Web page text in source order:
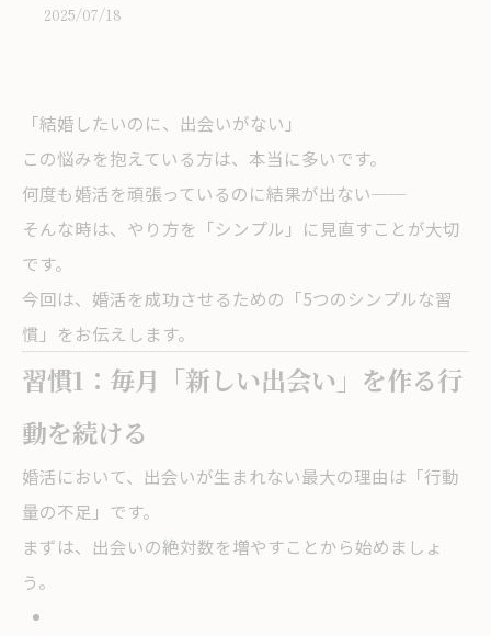
2025/07/18
「結婚したいのに、出会いがない」
この悩みを抱えている方は、本当に多いです。
何度も婚活を頑張っているのに結果が出ない──
そんな時は、やり方を「シンプル」に見直すことが大切
です。
今回は、婚活を成功させるための「5つのシンプルな習
慣」をお伝えします。
習慣1：毎月「新しい出会い」を作る行
動を続ける
婚活において、出会いが生まれない最大の理由は「行動
量の不足」です。
まずは、出会いの絶対数を増やすことから始めましょ
う。